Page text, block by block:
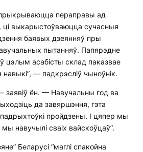
пераправы ад
ці выкарыстоўваюцца сучасныя
баявых дзеянняў пры
пытанняў. Папярэдне
цэлым асабісты склад паказвае
— падкрэсліў чыноўнік.
заявіў ён. — Навучальны год ва
да завяршэння, гэта
пройдзены. І цяпер мы
навучылі сваіх вайскоўцаў”.
Беларусі “маглі спакойна